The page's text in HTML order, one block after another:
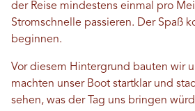
der Reise mindestens einmal pro
Stromschnelle passieren. Der Spaß
beginnen.
Vor diesem Hintergrund bauten wir
machten unser Boot startklar und
sehen, was der Tag uns bringen